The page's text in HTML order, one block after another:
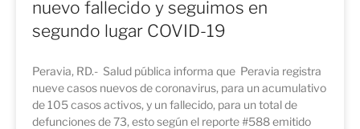
nuevo fallecido y seguimos en
segundo lugar COVID-19
Peravia, RD.- Salud pública informa que Peravia registra
nueve casos nuevos de coronavirus, para un acumulativo
de 105 casos activos, y un fallecido, para un total de
defunciones de 73, esto según el reporte #588 emitido